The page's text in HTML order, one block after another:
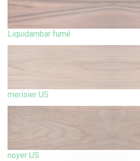
Liquidambar fumé
merisier US
noyer US